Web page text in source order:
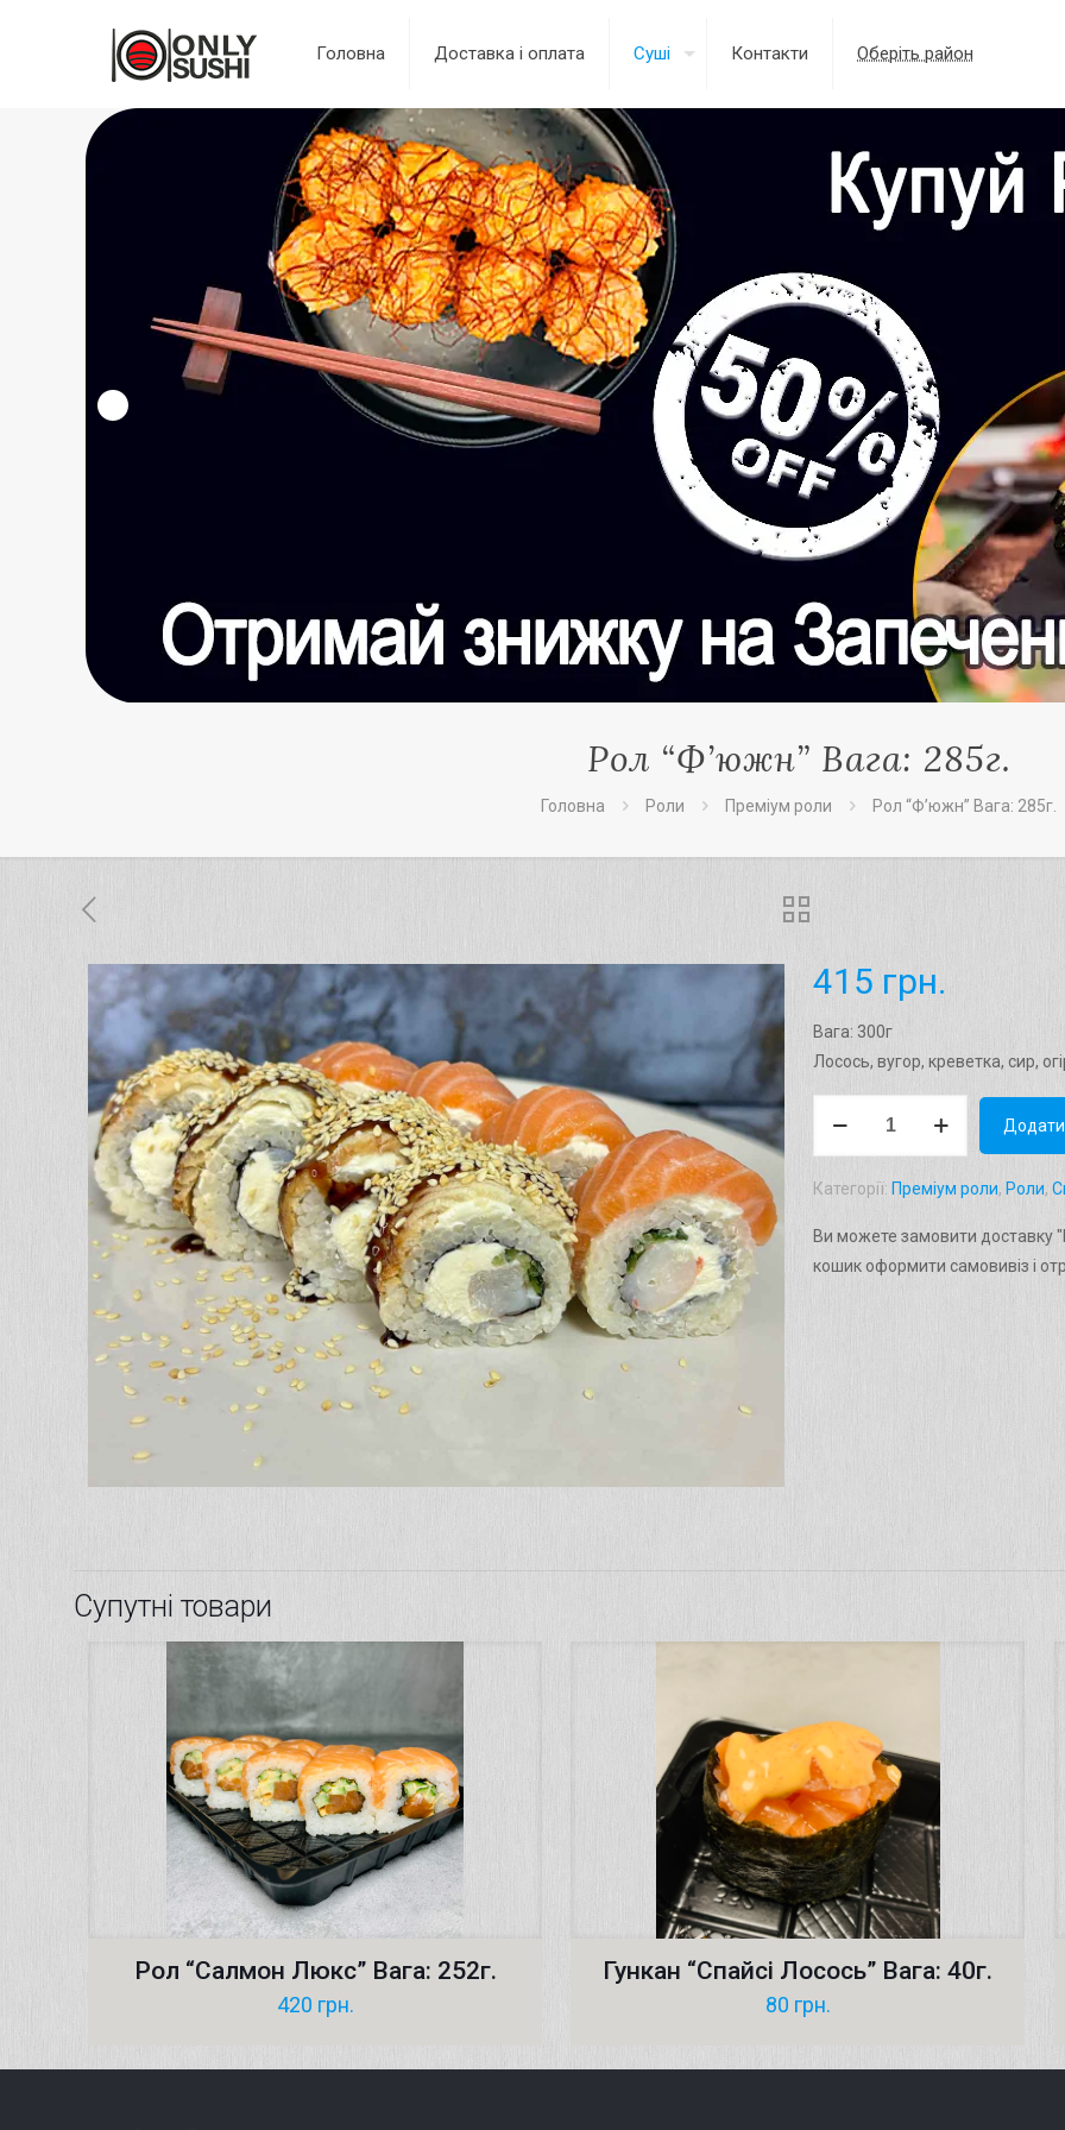
Головна Доставка і оплата Суші Контакти Оберіть район
Рол “Ф’южн” Вага: 285г.
Головна Роли Преміум роли Рол “Ф’южн” Вага: 285г.
415 грн.
Вага: 300г
Лосось, вугор, креветка, сир,
285г.
кількість
Категорії: Преміум роли, Роли,
Ви можете замовити доставку
кошик оформити самовивіз і
Супутні товари
Рол “Салмон Люкс” Вага: 252г.
420 грн.
Гункан “Спайсі Лосось” Вага: 40г.
80 грн.